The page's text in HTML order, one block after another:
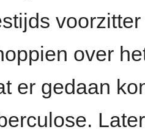
over
er gedaan